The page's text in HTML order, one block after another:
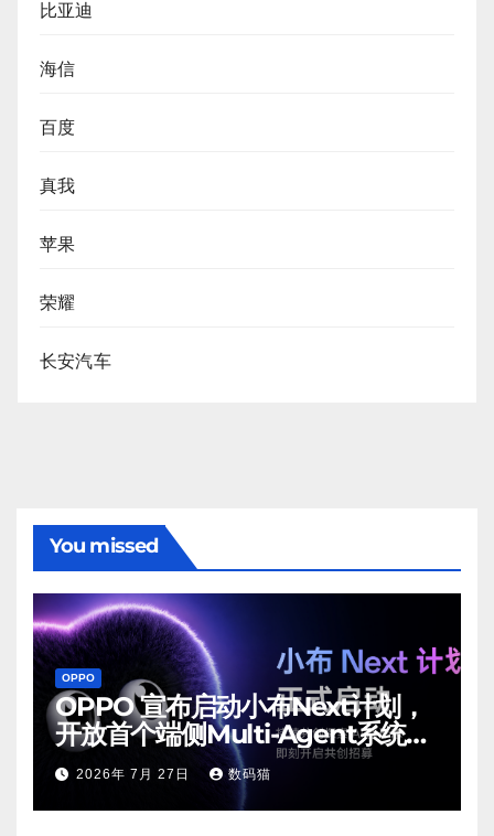
比亚迪
海信
百度
真我
苹果
荣耀
长安汽车
You missed
OPPO
OPPO 宣布启动小布Next计划，
开放首个端侧Multi-Agent系统内
测2026年 7月 27日 数码猫